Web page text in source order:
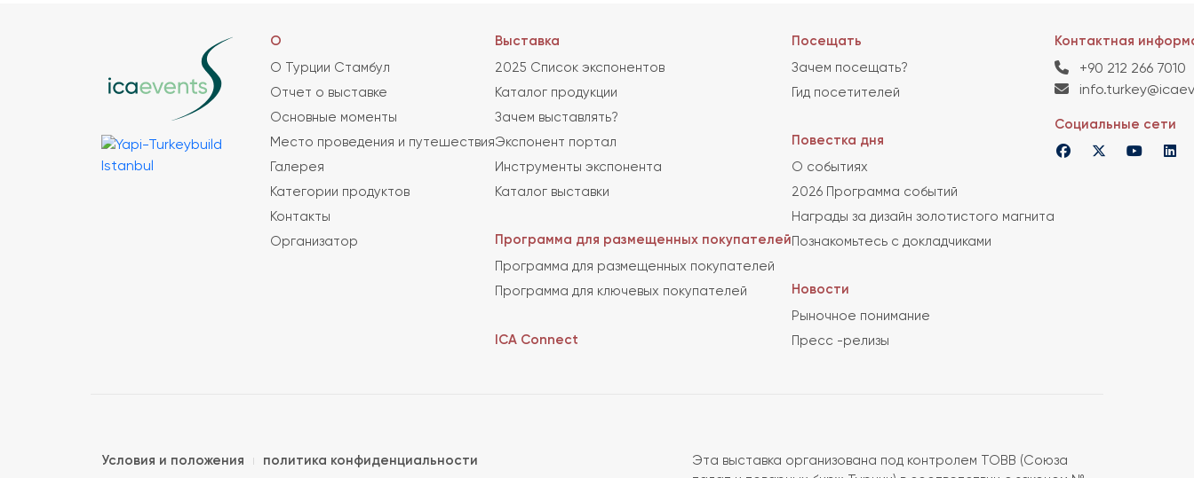
О
О Турции Стамбул
Отчет о выставке
Основные моменты
Место проведения и путешествия
Галерея
Категории продуктов
Контакты
Организатор
Выставка
2025 Список экспонентов
Каталог продукции
Зачем выставлять?
Экспонент портал
Инструменты экспонента
Каталог выставки
Программа для размещенных покупателей
Программа для размещенных покупателей
Программа для ключевых покупателей
ICA Connect
Посещать
Зачем посещать?
Гид посетителей
Повестка дня
О событиях
2026 Программа событий
Награды за дизайн золотистого магнита
Познакомьтесь с докладчиками
Новости
Рыночное понимание
Пресс -релизы
Контактная
+90 212 266 7010
Социальные сети
Условия и положения политика конфиденциальности
Эта выставка организована под контролем TOBB (Союза